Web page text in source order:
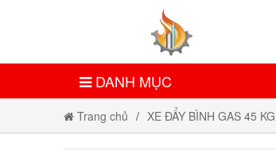
DANH MỤC
Trang chủ XE ĐẨY BÌNH GAS 45 KG